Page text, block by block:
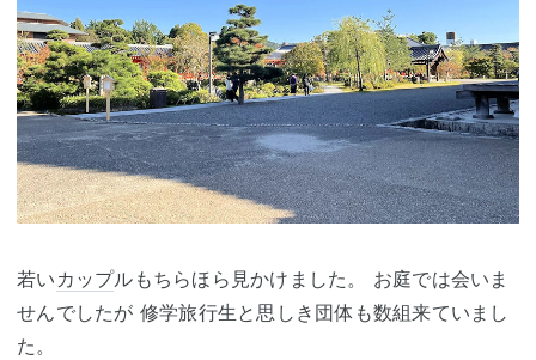
若い カップルもちらほら見かけました。 お庭では会いま
せんでしたが 修学旅行生と思しき団体も数組来ていまし
た。